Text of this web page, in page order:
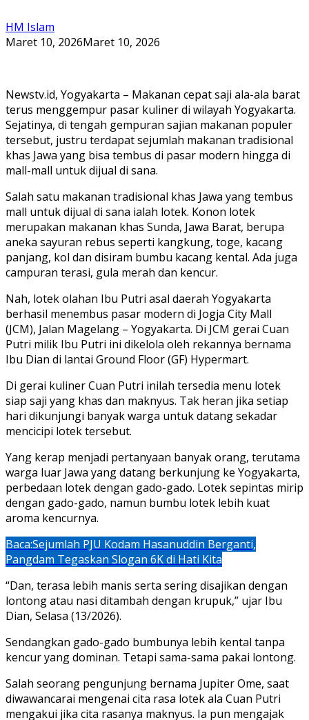
HM Islam
Maret 10, 2026Maret 10, 2026
Newstv.id, Yogyakarta – Makanan cepat saji ala-ala barat
terus menggempur pasar kuliner di wilayah Yogyakarta.
Sejatinya, di tengah gempuran sajian makanan populer
tersebut, justru terdapat sejumlah makanan tradisional
khas Jawa yang bisa tembus di pasar modern hingga di
mall-mall untuk dijual di sana.
Salah satu makanan tradisional khas Jawa yang tembus
mall untuk dijual di sana ialah lotek. Konon lotek
merupakan makanan khas Sunda, Jawa Barat, berupa
aneka sayuran rebus seperti kangkung, toge, kacang
panjang, kol dan disiram bumbu kacang kental. Ada juga
campuran terasi, gula merah dan kencur.
Nah, lotek olahan Ibu Putri asal daerah Yogyakarta
berhasil menembus pasar modern di Jogja City Mall
(JCM), Jalan Magelang – Yogyakarta. Di JCM gerai Cuan
Putri milik Ibu Putri ini dikelola oleh rekannya bernama
Ibu Dian di lantai Ground Floor (GF) Hypermart.
Di gerai kuliner Cuan Putri inilah tersedia menu lotek
siap saji yang khas dan maknyus. Tak heran jika setiap
hari dikunjungi banyak warga untuk datang sekadar
mencicipi lotek tersebut.
Yang kerap menjadi pertanyaan banyak orang, terutama
warga luar Jawa yang datang berkunjung ke Yogyakarta,
perbedaan lotek dengan gado-gado. Lotek sepintas mirip
dengan gado-gado, namun bumbu lotek lebih kuat
aroma kencurnya.
Baca:Sejumlah PJU Kodam Hasanuddin Berganti,
Pangdam Tegaskan Slogan 6K di Hati Kita
“Dan, terasa lebih manis serta sering disajikan dengan
lontong atau nasi ditambah dengan krupuk,” ujar Ibu
Dian, Selasa (13/2026).
Sendangkan gado-gado bumbunya lebih kental tanpa
kencur yang dominan. Tetapi sama-sama pakai lontong.
Salah seorang pengunjung bernama Jupiter Ome, saat
diwawancarai mengenai cita rasa lotek ala Cuan Putri
mengakui jika cita rasanya maknyus. Ia pun mengajak